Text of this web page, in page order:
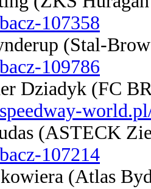
107358
(Stal-
109786
Dziadyk (FC
(ASTECK
107214
(Atlas